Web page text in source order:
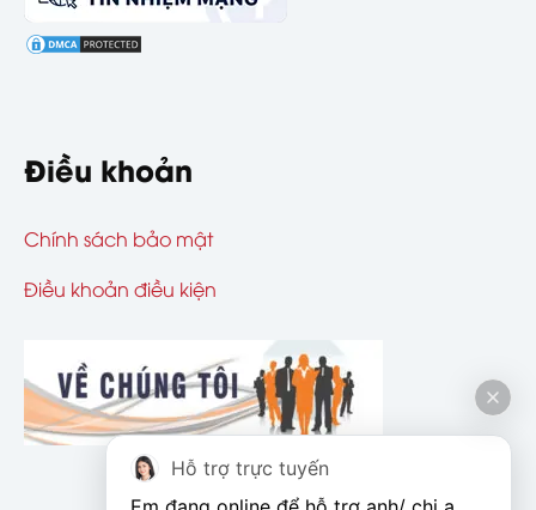
Điều khoản
Chính sách bảo mật
Điều khoản điều kiện
Hỗ trợ trực tuyến